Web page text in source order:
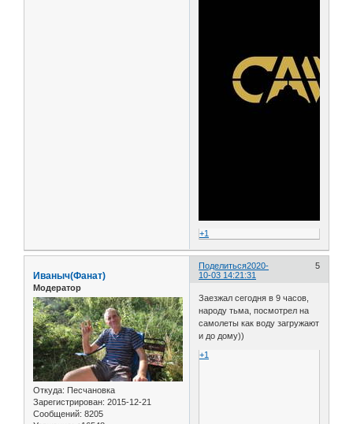
+1
Поделиться 5
2020-
10-03 14:21:31
Иваныч(Фанат)
Модератор
Откуда: Песчановка
Зарегистрирован: 2015-12-21
Сообщений: 8205
Заезжал сегодня в 9 часов,
народу тьма, посмотрел на
самолеты как воду загружают
и до дому))
+1